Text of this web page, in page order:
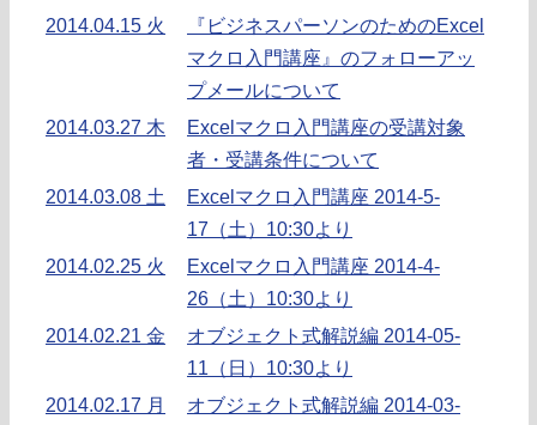
2014.04.15 火
『ビジネスパーソンのためのExcel
マクロ入門講座』のフォローアッ
プメールについて
2014.03.27 木
Excelマクロ入門講座の受講対象
者・受講条件について
2014.03.08 土
Excelマクロ入門講座 2014-5-
17（土）10:30より
2014.02.25 火
Excelマクロ入門講座 2014-4-
26（土）10:30より
2014.02.21 金
オブジェクト式解説編 2014-05-
11（日）10:30より
2014.02.17 月
オブジェクト式解説編 2014-03-